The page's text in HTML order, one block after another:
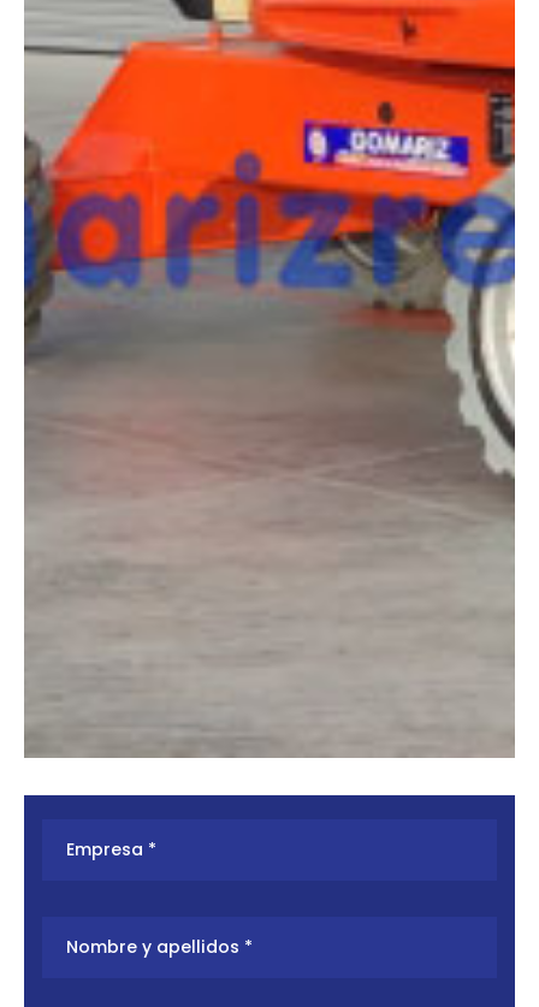
¿Te interesa
esta máquina?
Rellena este formulario y recibiremos tu solicitud
sobre esta máquina para ponernos en contacto
directo contigo.
Jlg M600JP